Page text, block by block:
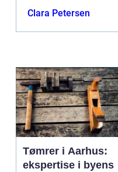
Clara Petersen
Tømrer i Aarhus:
ekspertise i byens